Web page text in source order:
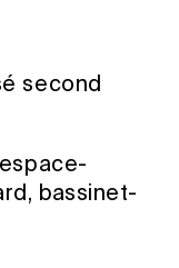
second
bassinet-